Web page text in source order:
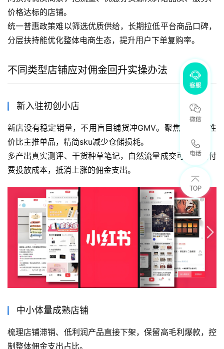
价格达标的店铺。
统一普惠政策难以筛选优质供给，长期拉低平台商品口碑，
分层扶持能优化整体电商生态，提升用户下单复购率。
不同类型店铺应对佣金回升实操办法
新入驻初创小店
新店没有稳定销量，不用盲目铺货冲GMV。聚焦1-2款高性
价比主推单品，精简sku减少仓储损耗。
多产出真实测评、干货种草笔记，自然流量成交可以省去付
费投放成本，抵消上涨的佣金支出。
中小体量成熟店铺
梳理店铺滞销、低利润产品直接下架，保留高毛利爆款，控
制整体佣金支出占比。